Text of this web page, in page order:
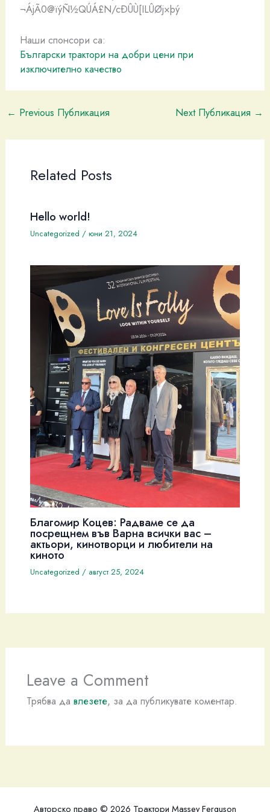
¬ÁjÃ0@ïýÑ½QÚÁ£N/cÐÛÙ[ILÛØj×þý
Наши спонсори са:
Български трактори на добри цени при
изключително качество
← Previous Публикация Next Публикация →
Related Posts
Hello world!
Uncategorized / юни 21, 2024
Благомир Коцев: Радваме се да
посрещнем във Варна всички вас –
актьори, кинотворци и любители на
киното
Uncategorized / август 25, 2024
Leave a Comment
Трябва да влезете, за да публикувате коментар.
Авторско право © 2026 Трактори Massey Ferguson